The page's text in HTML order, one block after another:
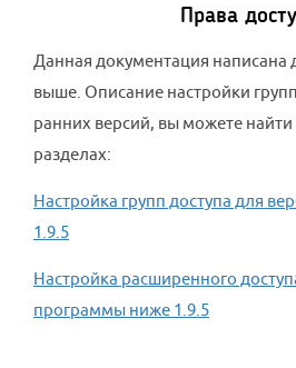
Права
Данная документация написана
выше. Описание настройки
ранних версий, вы можете
разделах:
Настройка групп доступа для
1.9.5
Настройка расширенного
программы ниже 1.9.5